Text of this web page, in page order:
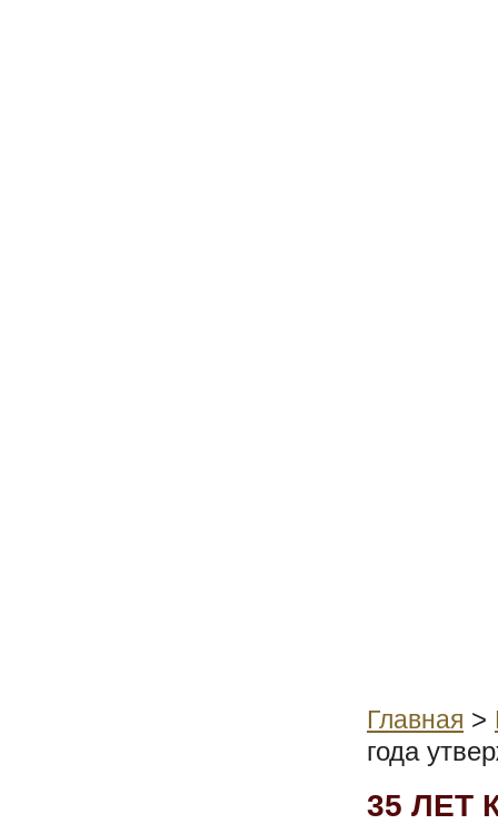
Главная >
года
35 ЛЕТ